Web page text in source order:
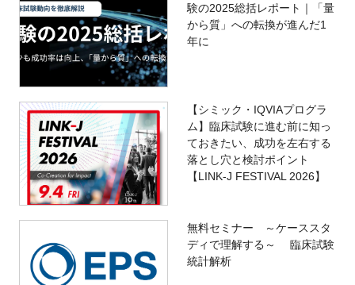
験の2025総括レポート｜「量
から質」への転換が進んだ1
年に
【シミック・IQVIAプログラ
ム】臨床試験に進む前に知っ
ておきたい、成功を左右する
落とし穴と検討ポイント
【LINK-J FESTIVAL 2026】
無料セミナー ～ケーススタ
ディで理解する～ 臨床試験
統計解析